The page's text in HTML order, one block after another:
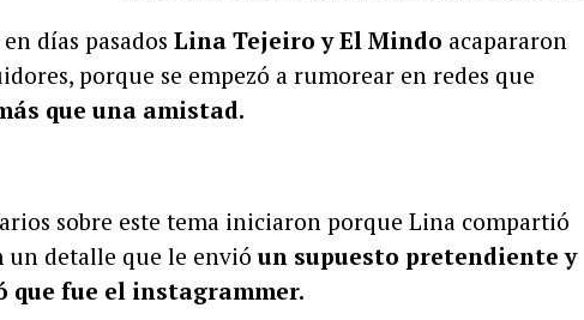
días pasados Lina Tejeiro y El Mindo acapararon
porque se empezó a rumorear en redes que
que una amistad.
sobre este tema iniciaron porque Lina compartió
un detalle que le envió un supuesto pretendiente y
que fue el instagrammer.